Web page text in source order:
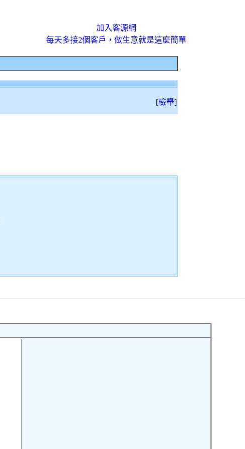
加入客源網
每天多接2個客戶，做生意就是這麼簡單
[檢舉]